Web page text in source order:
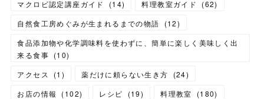
マクロビ認定講座ガイド
(14) 料理教室ガイド (62)
自然食工房めぐみが生まれるまでの物語
(12)
食品添加物や化学調味料を使わずに、簡単に楽しく美味しく出
来る食事 (10)
アクセス
(1 ) 薬だけに頼らない生き方 (24)
お店の情報
(102) レシピ (19) 料理教室 (180)